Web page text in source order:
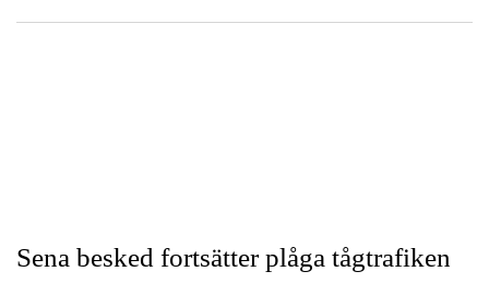
Sena besked fortsätter plåga tågtrafiken